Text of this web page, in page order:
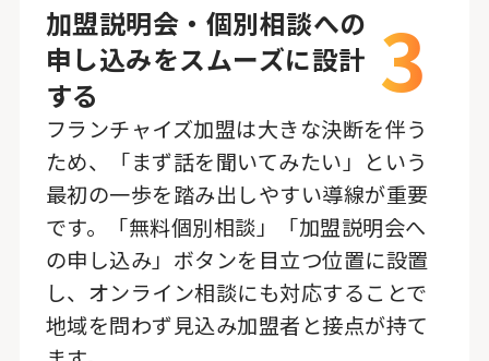
加盟説明会・個別相談への
申し込みをスムーズに設計
する
3
フランチャイズ加盟は大きな決断を伴う
ため、「まず話を聞いてみたい」という
最初の一歩を踏み出しやすい導線が重要
です。「無料個別相談」「加盟説明会へ
の申し込み」ボタンを目立つ位置に設置
し、オンライン相談にも対応することで
地域を問わず見込み加盟者と接点が持て